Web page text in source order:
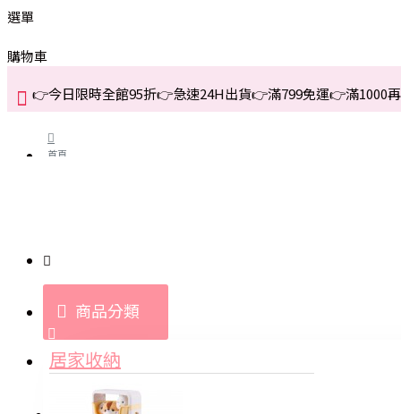
選單
購物車
👉今日限時全館95折👉急速24H出貨👉滿799免運👉滿1000
首頁
商品分類
居家收納
登入